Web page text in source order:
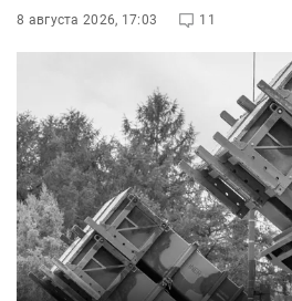
8 августа 2026, 17:03 11